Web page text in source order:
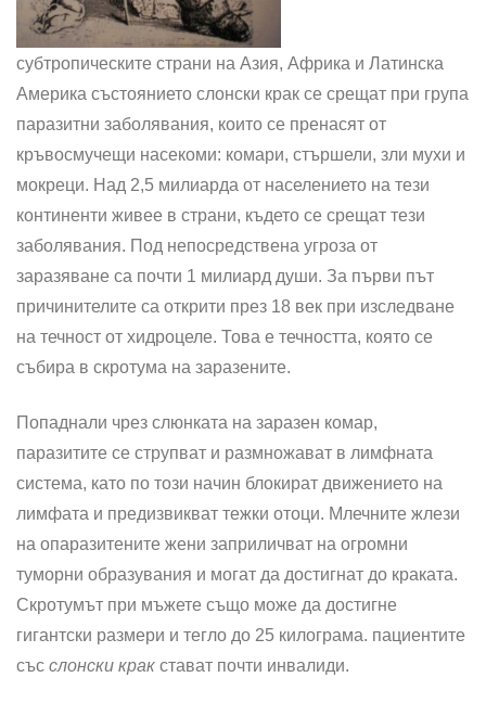
субтропическите страни на Азия, Африка и Латинска
Америка състоянието слонски крак се срещат при група
паразитни заболявания, които се пренасят от
кръвосмучещи насекоми: комари, стършели, зли мухи и
мокреци. Над 2,5 милиарда от населението на тези
континенти живее в страни, където се срещат тези
заболявания. Под непосредствена угроза от
заразяване са почти 1 милиард души. За първи път
причинителите са открити през 18 век при изследване
на течност от хидроцеле. Това е течността, която се
събира в скротума на заразените.
Попаднали чрез слюнката на заразен комар,
паразитите се струпват и размножават в лимфната
система, като по този начин блокират движението на
лимфата и предизвикват тежки отоци. Млечните жлези
на опаразитените жени заприличват на огромни
туморни образувания и могат да достигнат до краката.
Скротумът при мъжете също може да достигне
гигантски размери и тегло до 25 килограма. пациентите
със слонски крак стават почти инвалиди.